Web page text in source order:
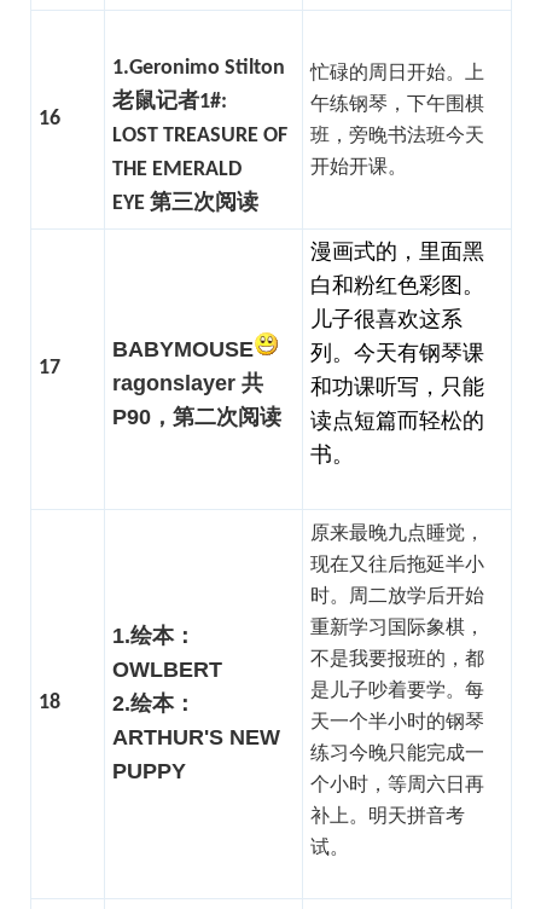
16
1.Geronimo Stilton
老鼠记者1#:
LOST TREASURE OF
THE EMERALD
EYE 第三次阅读
忙碌的周日开始。上
午练钢琴，下午围棋
班，旁晚书法班今天
开始开课。
17
BABYMOUSE
ragonslayer 共
P90，第二次阅读
漫画式的，里面黑
白和粉红色彩图。
儿子很喜欢这系
列。今天有钢琴课
和功课听写，只能
读点短篇而轻松的
书。
18
1.绘本：
OWLBERT
2.绘本：
ARTHUR'S NEW
PUPPY
原来最晚九点睡觉，
现在又往后拖延半小
时。周二放学后开始
重新学习国际象棋，
不是我要报班的，都
是儿子吵着要学。每
天一个半小时的钢琴
练习今晚只能完成一
个小时，等周六日再
补上。明天拼音考
试。